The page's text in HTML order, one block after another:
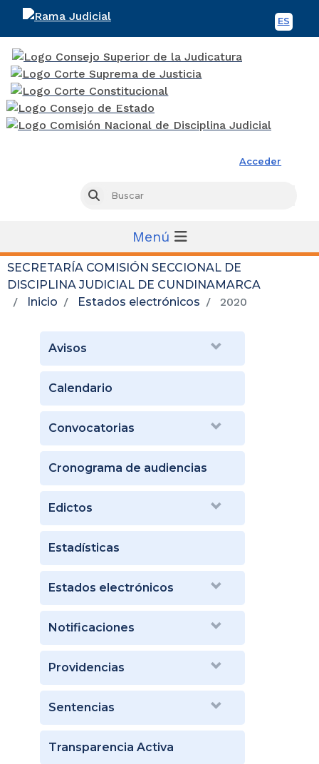
ES
Acceder
Buscar
Menú
SECRETARÍA COMISIÓN SECCIONAL DE
DISCIPLINA JUDICIAL DE CUNDINAMARCA
Inicio
Estados electrónicos 2020
Avisos
Calendario
Convocatorias
Cronograma de audiencias
Edictos
Estadísticas
Estados electrónicos
Notificaciones
Providencias
Sentencias
Transparencia Activa